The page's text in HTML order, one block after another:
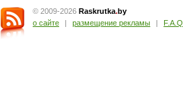
© 2009-2026 Raskrutka.by
о сайте
| размещение рекламы | F.A.Q.